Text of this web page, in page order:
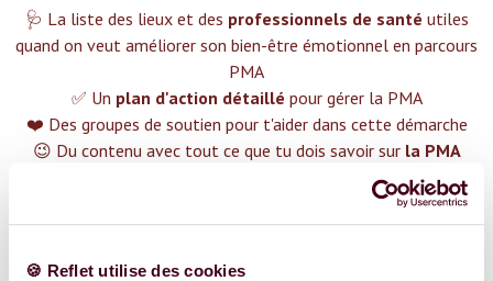
🍪 Reflet utilise des cookies
🩺 La liste des lieux et des professionnels de santé utiles
quand on veut améliorer son bien-être émotionnel en parcours
PMA
✅ Un plan d'action détaillé pour gérer la PMA
❤️ Des groupes de soutien pour t'aider dans cette démarche
😉 Du contenu avec tout ce que tu dois savoir sur la PMA